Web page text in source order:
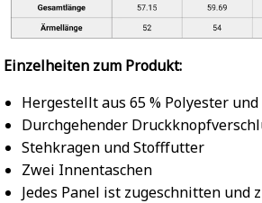
Einzelheiten zum Produkt:
Hergestellt aus 65 % Polyester
Durchgehender
Stehkragen und Stofffutter
Zwei Innentaschen
Jedes Panel ist zugeschnitten und